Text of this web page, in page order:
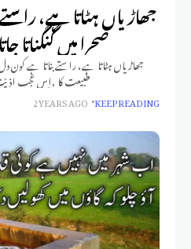
جھاڑیاں ہٹاتا ہے،
صحرا میں
جھاڑیاں ہٹاتا ہے، راستے بناتا ہے کون
طبیعت کا ،اِس عجب
2 YEARS AGO KEEP READING